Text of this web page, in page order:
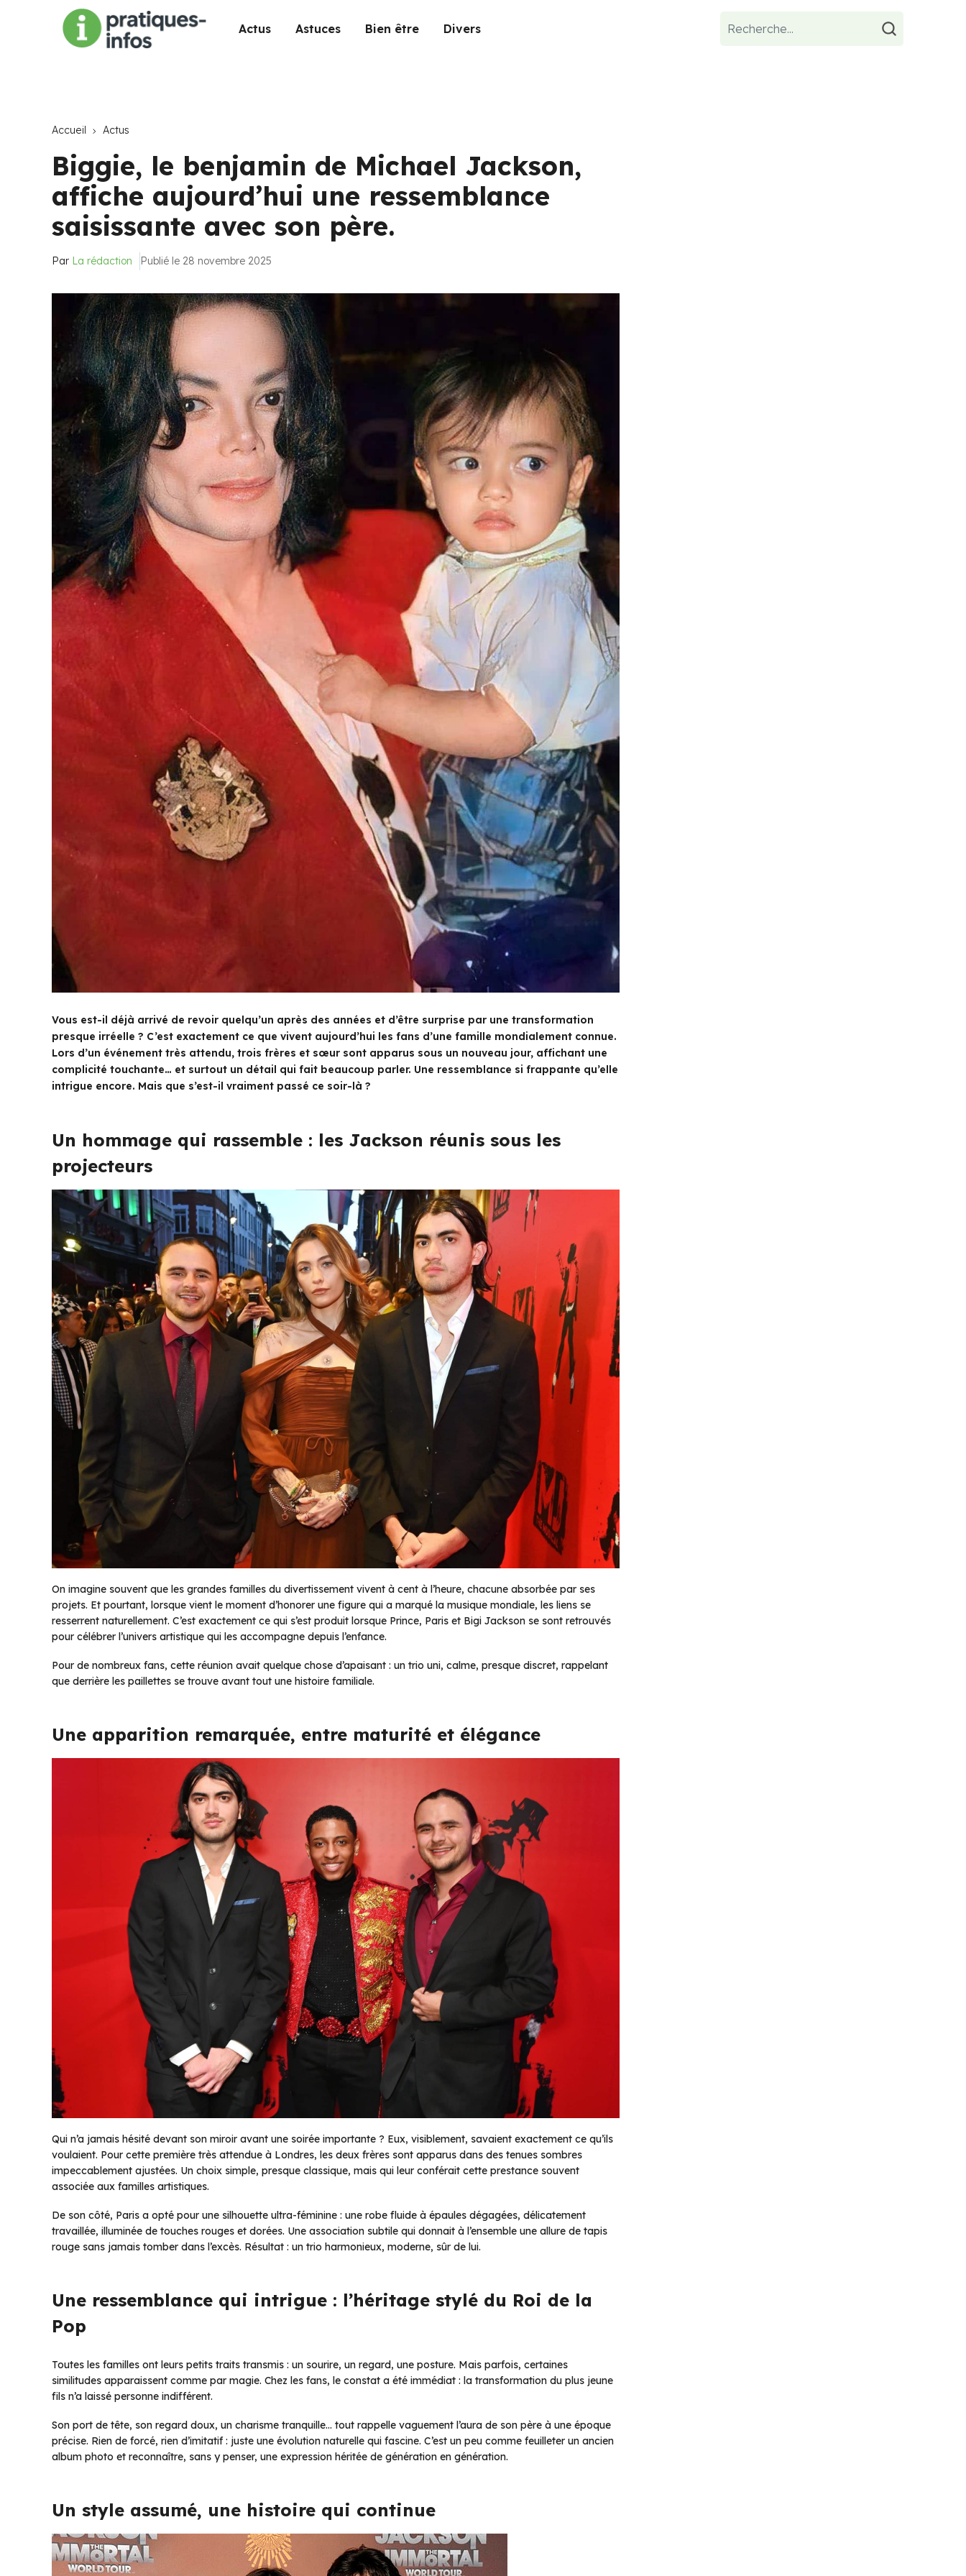
Actus Astuces Bien être Divers
Accueil Actus
Biggie, le benjamin de Michael Jackson,
affiche aujourd’hui une ressemblance
saisissante avec son père.
Par La rédaction Publié le 28 novembre 2025
Vous est-il déjà arrivé de revoir quelqu’un après des années et d’être surprise par une transformation
presque irréelle ? C’est exactement ce que vivent aujourd’hui les fans d’une famille mondialement connue.
Lors d’un événement très attendu, trois frères et sœur sont apparus sous un nouveau jour, affichant une
complicité touchante… et surtout un détail qui fait beaucoup parler. Une ressemblance si frappante qu’elle
intrigue encore. Mais que s’est-il vraiment passé ce soir-là ?
Un hommage qui rassemble : les Jackson réunis sous les
projecteurs
On imagine souvent que les grandes familles du divertissement vivent à cent à l’heure, chacune absorbée par ses
projets. Et pourtant, lorsque vient le moment d’honorer une figure qui a marqué la musique mondiale, les liens se
resserrent naturellement. C’est exactement ce qui s’est produit lorsque Prince, Paris et Bigi Jackson se sont retrouvés
pour célébrer l’univers artistique qui les accompagne depuis l’enfance.
Pour de nombreux fans, cette réunion avait quelque chose d’apaisant : un trio uni, calme, presque discret, rappelant
que derrière les paillettes se trouve avant tout une histoire familiale.
Une apparition remarquée, entre maturité et élégance
Qui n’a jamais hésité devant son miroir avant une soirée importante ? Eux, visiblement, savaient exactement ce qu’ils
voulaient. Pour cette première très attendue à Londres, les deux frères sont apparus dans des tenues sombres
impeccablement ajustées. Un choix simple, presque classique, mais qui leur conférait cette prestance souvent
associée aux familles artistiques.
De son côté, Paris a opté pour une silhouette ultra-féminine : une robe fluide à épaules dégagées, délicatement
travaillée, illuminée de touches rouges et dorées. Une association subtile qui donnait à l’ensemble une allure de tapis
rouge sans jamais tomber dans l’excès. Résultat : un trio harmonieux, moderne, sûr de lui.
Une ressemblance qui intrigue : l’héritage stylé du Roi de la
Pop
Toutes les familles ont leurs petits traits transmis : un sourire, un regard, une posture. Mais parfois, certaines
similitudes apparaissent comme par magie. Chez les fans, le constat a été immédiat : la transformation du plus jeune
fils n’a laissé personne indifférent.
Son port de tête, son regard doux, un charisme tranquille… tout rappelle vaguement l’aura de son père à une époque
précise. Rien de forcé, rien d’imitatif : juste une évolution naturelle qui fascine. C’est un peu comme feuilleter un ancien
album photo et reconnaître, sans y penser, une expression héritée de génération en génération.
Un style assumé, une histoire qui continue